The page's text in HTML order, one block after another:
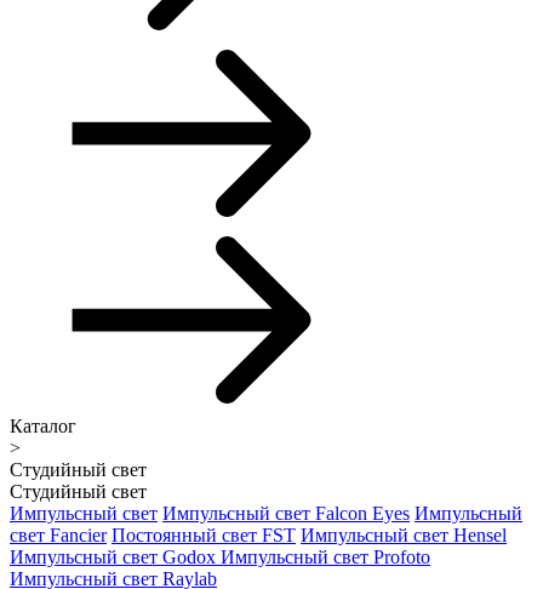
Каталог
>
Студийный свет
Студийный свет
Импульсный свет Импульсный свет Falcon Eyes Импульсный
свет Fancier Постоянный свет FST Импульсный свет Hensel
Импульсный свет Godox Импульсный свет Profoto
Импульсный свет Raylab